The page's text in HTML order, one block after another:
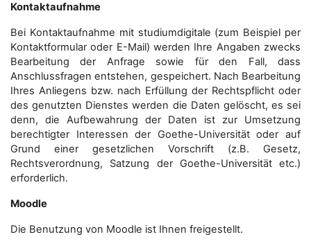
Kontaktaufnahme
Bei Kontaktaufnahme mit studiumdigitale (zum Beispiel per
Kontaktformular oder E-Mail) werden Ihre Angaben zwecks
Bearbeitung der Anfrage sowie für den Fall, dass
Anschluss­fragen entstehen, gespeichert. Nach Bearbeitung
Ihres Anliegens bzw. nach Erfüllung der Rechtspflicht oder
des genutzten Dienstes werden die Daten gelöscht, es sei
denn, die Aufbewahrung der Daten ist zur Umsetzung
berechtigter Interessen der Goethe-Universität oder auf
Grund einer gesetzlichen Vorschrift (z.B. Gesetz,
Rechtsverordnung, Satzung der Goethe-Universität etc.)
erforderlich.
Moodle
Die Benutzung von Moodle ist Ihnen freigestellt.